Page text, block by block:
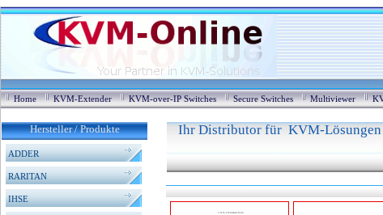
Home KVM-Extender KVM-over-IP Switches Secure Switches Multiviewer
Hersteller / Produkte
ADDER
RARITAN
IHSE
Ihr Distributor für KVM-Lösungen